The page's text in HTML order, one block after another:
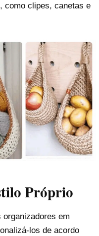
como clipes, canetas e
Próprio
em
los de acordo